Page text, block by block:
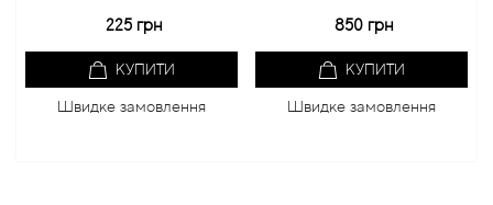
225 грн
КУПИТИ
Швидке замовлення
850 грн
КУПИТИ
Швидке замовлення